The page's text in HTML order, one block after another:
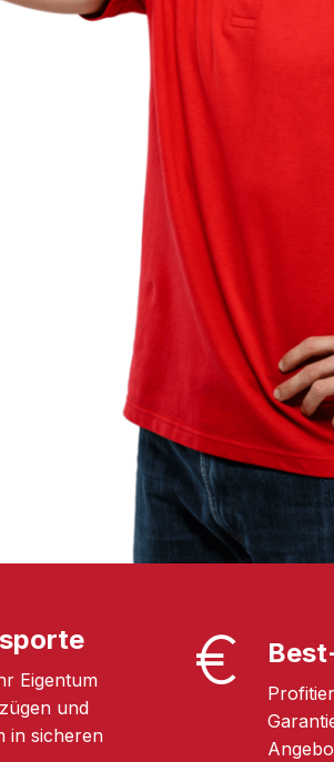
Eigentum
und
in sicheren